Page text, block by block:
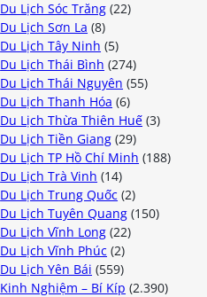
Du Lịch Sóc Trăng (22)
Du Lịch Sơn La (8)
Du Lịch Tây Ninh (5)
Du Lịch Thái Bình (274)
Du Lịch Thái Nguyên (55)
Du Lịch Thanh Hóa (6)
Du Lịch Thừa Thiên Huế (3)
Du Lịch Tiền Giang (29)
Du Lịch TP Hồ Chí Minh (188)
Du Lịch Trà Vinh (14)
Du Lịch Trung Quốc (2)
Du Lịch Tuyên Quang (150)
Du Lịch Vĩnh Long (22)
Du Lịch Vĩnh Phúc (2)
Du Lịch Yên Bái (559)
Kinh Nghiệm – Bí Kíp (2.390)